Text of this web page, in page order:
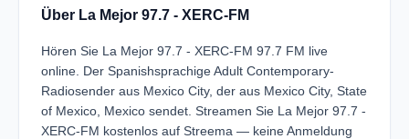
Über La Mejor 97.7 - XERC-FM
Hören Sie La Mejor 97.7 - XERC-FM 97.7 FM live
online. Der Spanishsprachige Adult Contemporary-
Radiosender aus Mexico City, der aus Mexico City, State
of Mexico, Mexico sendet. Streamen Sie La Mejor 97.7 -
XERC-FM kostenlos auf Streema — keine Anmeldung